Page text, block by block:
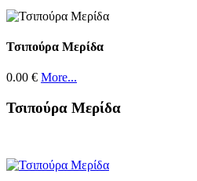
Τσιπούρα Μερίδα
0.00 € More...
Τσιπούρα Μερίδα